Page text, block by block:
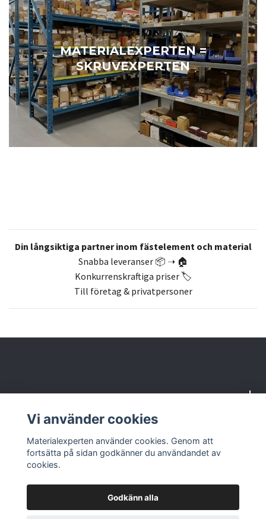
MATERIALEXPERTEN =
SKRUVEXPERTEN
Din långsiktiga partner inom fästelement och material
Snabba leveranser 📦 ➝ 🏠
Konkurrenskraftiga priser 🏷️
Till företag & privatpersoner
Om oss
Vi använder cookies
Materialexperten använder cookies. Genom att
fortsätta på sidan godkänner du användandet av
cookies.
Godkänn alla